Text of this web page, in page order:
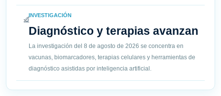
INVESTIGACIÓN
Diagnóstico y terapias avanzan
La investigación del 8 de agosto de 2026 se concentra en
vacunas, biomarcadores, terapias celulares y herramientas de
diagnóstico asistidas por inteligencia artificial.